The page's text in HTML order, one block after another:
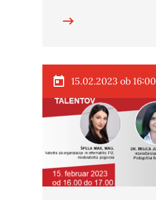
15.02.2023 ob 16:00